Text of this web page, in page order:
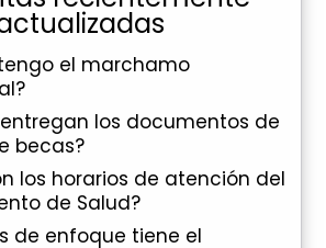
el marchamo
los documentos de
becas?
los horarios de atención del
de Salud?
de enfoque tiene el